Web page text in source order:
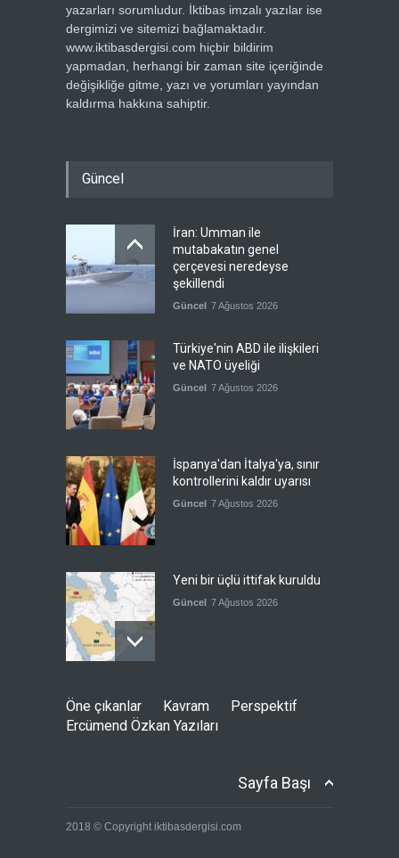
yazarları sorumludur. İktibas imzalı yazılar ise
dergimizi ve sitemizi bağlamaktadır.
www.iktibasdergisi.com hiçbir bildirim
yapmadan, herhangi bir zaman site içeriğinde
değişikliğe gitme, yazı ve yorumları yayından
kaldırma hakkına sahiptir.
Güncel
İran: Umman ile
mutabakatın genel
çerçevesi neredeyse
şekillendi
Güncel 7 Ağustos 2026
Türkiye'nin ABD ile ilişkileri
ve NATO üyeliği
Güncel 7 Ağustos 2026
İspanya'dan İtalya'ya, sınır
kontrollerini kaldır uyarısı
Güncel 7 Ağustos 2026
Yeni bir üçlü ittifak kuruldu
Güncel 7 Ağustos 2026
Fransa'nın sosyal medyaya
yasak talebine ABD'den sert
cevap
devrede
Öne çıkanlar Kavram
Perspektif
Ercümend Özkan Yazıları
Sayfa Başı
2018 © Copyright iktibasdergisi.com